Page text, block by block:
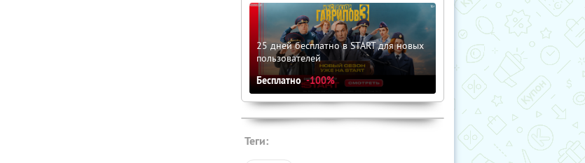
25 дней бесплатно в START для новых
пользователей
Бесплатно -100%
Теги: